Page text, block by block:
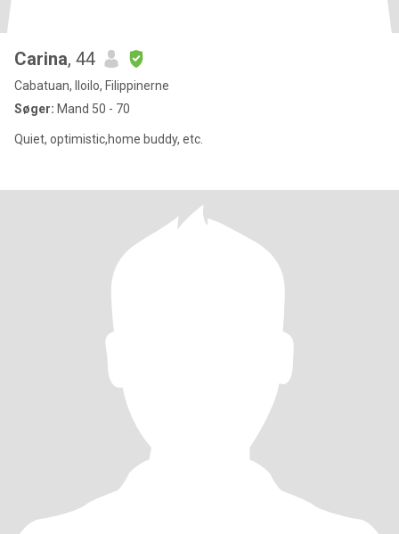
Carina, 44
Cabatuan, Iloilo, Filippinerne
Søger: Mand 50 - 70
Quiet, optimistic,home buddy, etc.